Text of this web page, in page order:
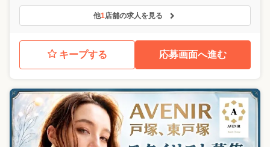
他1店舗の求人を見る
キープする 応募画面へ進む